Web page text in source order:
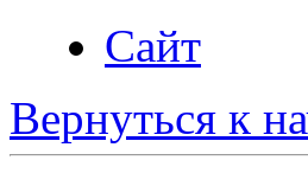
Сайт
Вернуться к